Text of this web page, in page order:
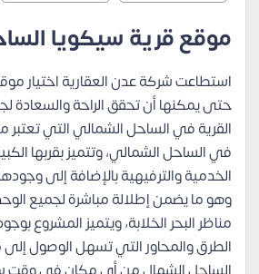
موقع قرية سيكويا
استطاعت شركة عدن العقارية اختيار
حتى يمكنها أن تحقق الراحة والسعادة
القرية في الساحل الشمالي التي
في الساحل الشمالي، وتتميز بقربها
الخدمية والترفيهية بالإضافة إلى
وهو ما يضمن إطلالة مباشرة لجميع
مناظر البحر الخلابة، ويتميز المشروع
الطرق والمحاور التي تسهل الوصول